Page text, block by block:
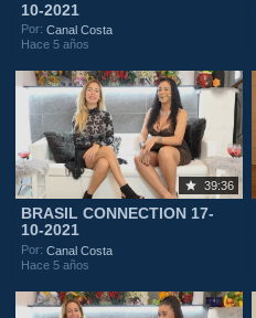
10-2021
Por:Canal Costa
Hace 5 años
39:36
BRASIL CONNECTION 17-
10-2021
Por:Canal Costa
Hace 5 años